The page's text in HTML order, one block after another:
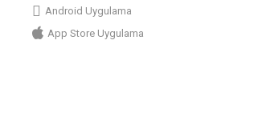
Android Uygulama
App Store Uygulama